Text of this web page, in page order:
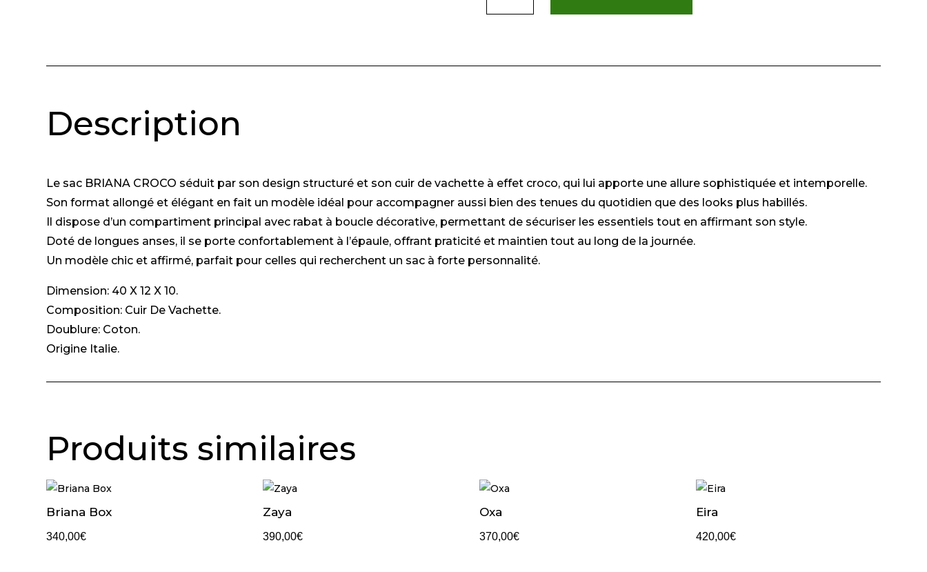
Briana
Description
Le sac BRIANA CROCO séduit par son design structuré et son cuir de vachette à effet croco, qui lui apporte une allure sophistiquée et intemporelle.
Son format allongé et élégant en fait un modèle idéal pour accompagner aussi bien des tenues du quotidien que des looks plus habillés.
Il dispose d’un compartiment principal avec rabat à boucle décorative, permettant de sécuriser les essentiels tout en affirmant son style.
Doté de longues anses, il se porte confortablement à l’épaule, offrant praticité et maintien tout au long de la journée.
Un modèle chic et affirmé, parfait pour celles qui recherchent un sac à forte personnalité.
Dimension: 40 X 12 X 10.
Composition: Cuir De Vachette.
Doublure: Coton.
Origine Italie.
Produits similaires
Briana Box
340,00€
Zaya
390,00€
Oxa
370,00€
Eira
420,00€